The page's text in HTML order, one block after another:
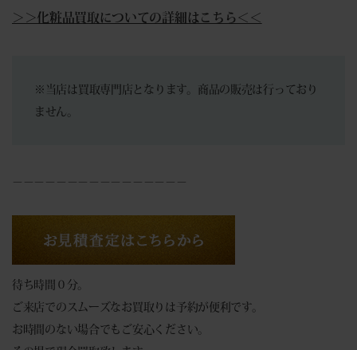
＞＞化粧品買取についての詳細はこちら＜＜
※当店は買取専門店となります。商品の販売は行っており
ません。
－－－－－－－－－－－－－－－－
待ち時間０分。
ご来店でのスムーズなお買取りは予約が便利です。
お時間のない場合でもご安心ください。